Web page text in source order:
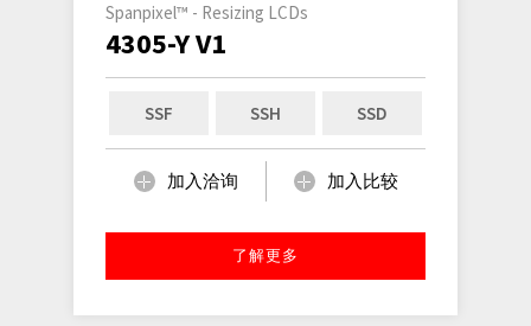
Spanpixel™ - Resizing LCDs
4305-Y V1
SSF SSH SSD
加入洽询 加入比较
了解更多